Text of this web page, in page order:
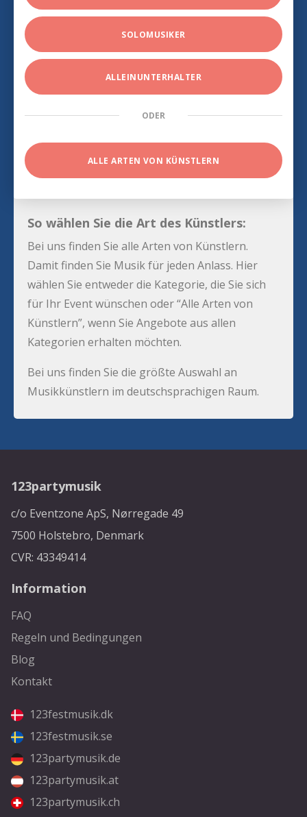
SOLOMUSIKER
ALLEINUNTERHALTER
ODER
ALLE ARTEN VON KÜNSTLERN
So wählen Sie die Art des Künstlers:
Bei uns finden Sie alle Arten von Künstlern.
Damit finden Sie Musik für jeden Anlass. Hier
wählen Sie entweder die Kategorie, die Sie sich
für Ihr Event wünschen oder “Alle Arten von
Künstlern”, wenn Sie Angebote aus allen
Kategorien erhalten möchten.
Bei uns finden Sie die größte Auswahl an
Musikkünstlern im deutschsprachigen Raum.
123partymusik
c/o Eventzone ApS, Nørregade 49
7500 Holstebro, Denmark
CVR: 43349414
Information
FAQ
Regeln und Bedingungen
Blog
Kontakt
123festmusik.dk
123festmusik.se
123partymusik.de
123partymusik.at
123partymusik.ch